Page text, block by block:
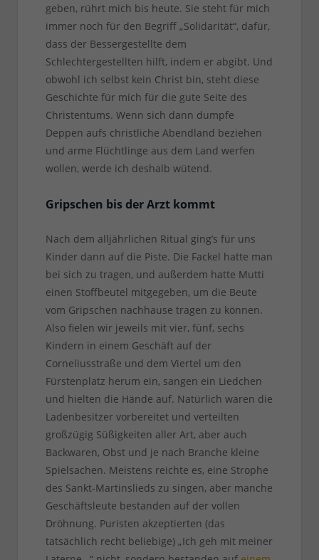
geben, rührt mich bis heute. Sie steht für mich
immer noch für den Begriff „Solidarität“, dafür,
dass der Bessergestellte dem
Schlechtergestellten hilft, indem er abgibt. Und
obwohl ich selbst kein Christ bin, steht diese
Geschichte für mich für die gute Seite des
Christentums. Wenn sich dann dumpfe
Deppen aufs christliche Abendland beziehen
und arme Flüchtlinge aus dem Land werfen
wollen, werde ich deshalb wütend.
Gripschen bis der Arzt kommt
Nach dem alljährlichen Ritual ging’s für uns
Kinder dann auf die Piste. Die Fackel hatte man
bei sich zu tragen, und außerdem hatte Mutti
einen Stoffbeutel mitgegeben, um die Beute
vom Gripschen nachhause tragen zu können.
Also fielen wir jeweils mit vier, fünf, sechs
Kindern in einem Geschäft auf der
Corneliusstraße und dem Viertel um den
Fürstenplatz herum ein, sangen ein Liedchen
und hielten die Hände auf. Natürlich waren die
Ladenbesitzer vorbereitet und verteilten
großzügig Süßigkeiten aller Art, aber auch
Backwaren, Obst und je nach Branche kleine
Spielsachen. Meistens reichte es, eine Strophe
des Sankt-Martinslieds zu singen, aber manche
Geschäftsleute bestanden auf der vollen
Dröhnung. Puristen akzeptierten (das
tatsächlich recht beliebige) „Ich geh mit meiner